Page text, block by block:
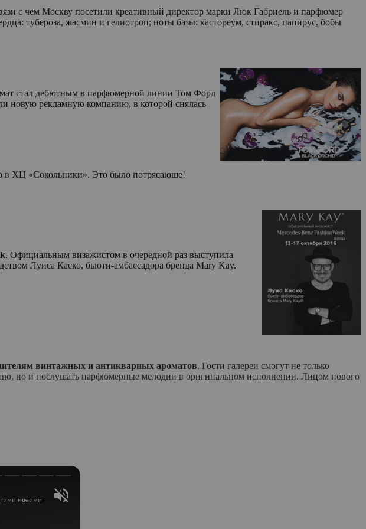
с чем Москву посетили креативный директор марки Люк Габриель и парфюмер
тубероза, жасмин и гелиотроп; ноты базы: кастореум, стиракс, папирус, бобы
стал дебютным в парфюмерной линии Том Форд
новую рекламную компанию, в которой снялась
в ХЦ «Сокольники». Это было потрясающе!
. Официальным визажистом в очередной раз выступила
Луиса Каско, бьюти-амбассадора бренда Mary Kay.
винтажных и антикварных ароматов. Гости галереи смогут не только
но и послушать парфюмерные мелодии в оригинальном исполнении. Лицом нового